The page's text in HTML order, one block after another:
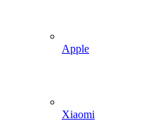
Apple
Xiaomi